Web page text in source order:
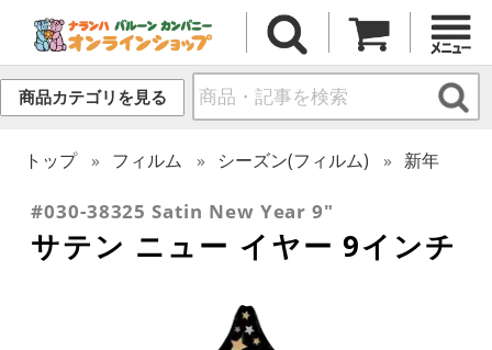
商品カテゴリを見る
トップ フィルム シーズン(フィルム) 新年
#030-38325 Satin New Year 9"
サテン ニュー イヤー 9インチ